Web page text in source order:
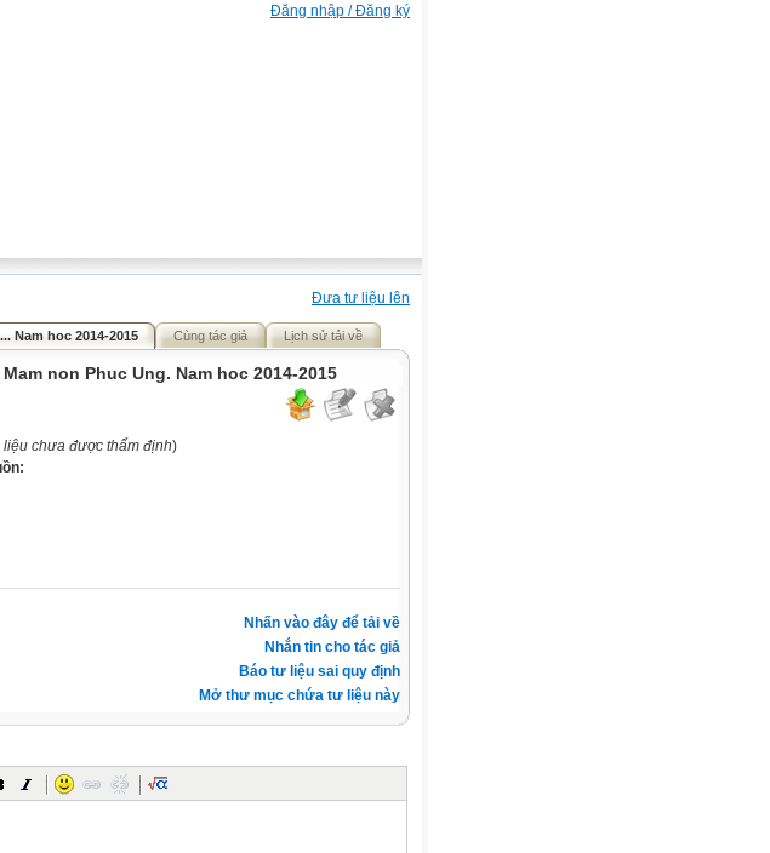
Đăng nhập / Đăng ký
Đưa tư liệu lên
Nam hoc 2014-2015 Cùng tác giả Lịch sử tải về
non Phuc Ung. Nam hoc 2014-2015
liệu chưa được thẩm định)
Nhấn vào đây để tải về
Nhắn tin cho tác giả
Báo tư liệu sai quy định
Mở thư mục chứa tư liệu này